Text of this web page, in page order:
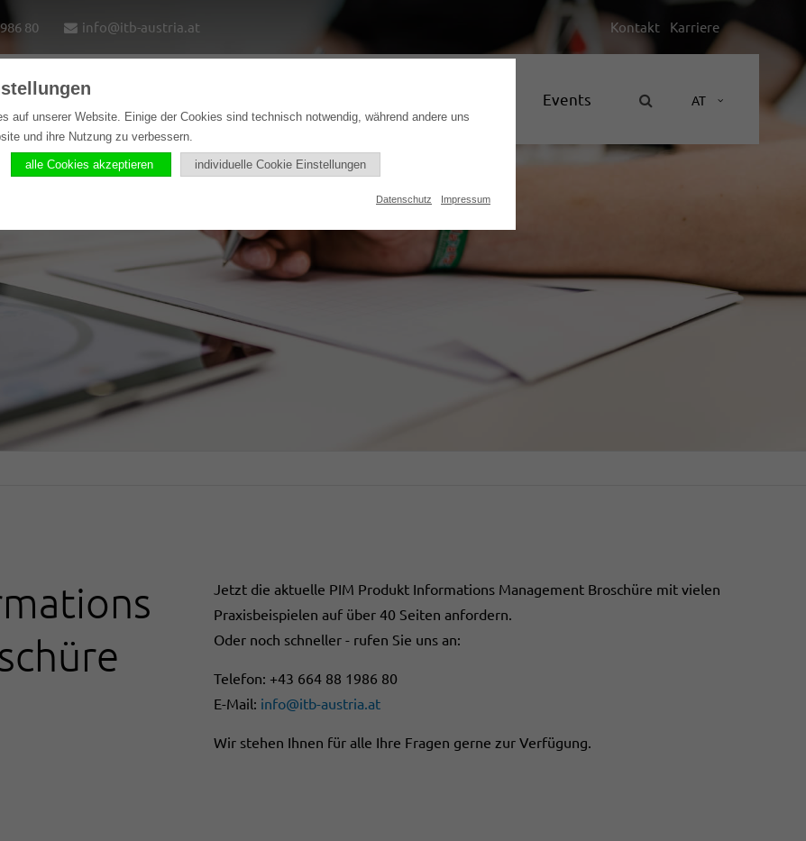
Kontakt Karriere
80 info@itb-austria.at
AT
Lösungen Events
Jetzt die aktuelle PIM Produkt Informations Management Broschüre mit vielen
Praxisbeispielen auf über 40 Seiten anfordern.
Oder noch schneller - rufen Sie uns an:
Telefon: +43 664 88 1986 80
E-Mail: info@itb-austria.at
Wir stehen Ihnen für alle Ihre Fragen gerne zur Verfügung.
auf unserer Website. Einige der Cookies sind technisch notwendig, während andere uns
und ihre Nutzung zu verbessern.
alle Cookies akzeptieren individuelle Cookie Einstellungen
Datenschutz Impressum